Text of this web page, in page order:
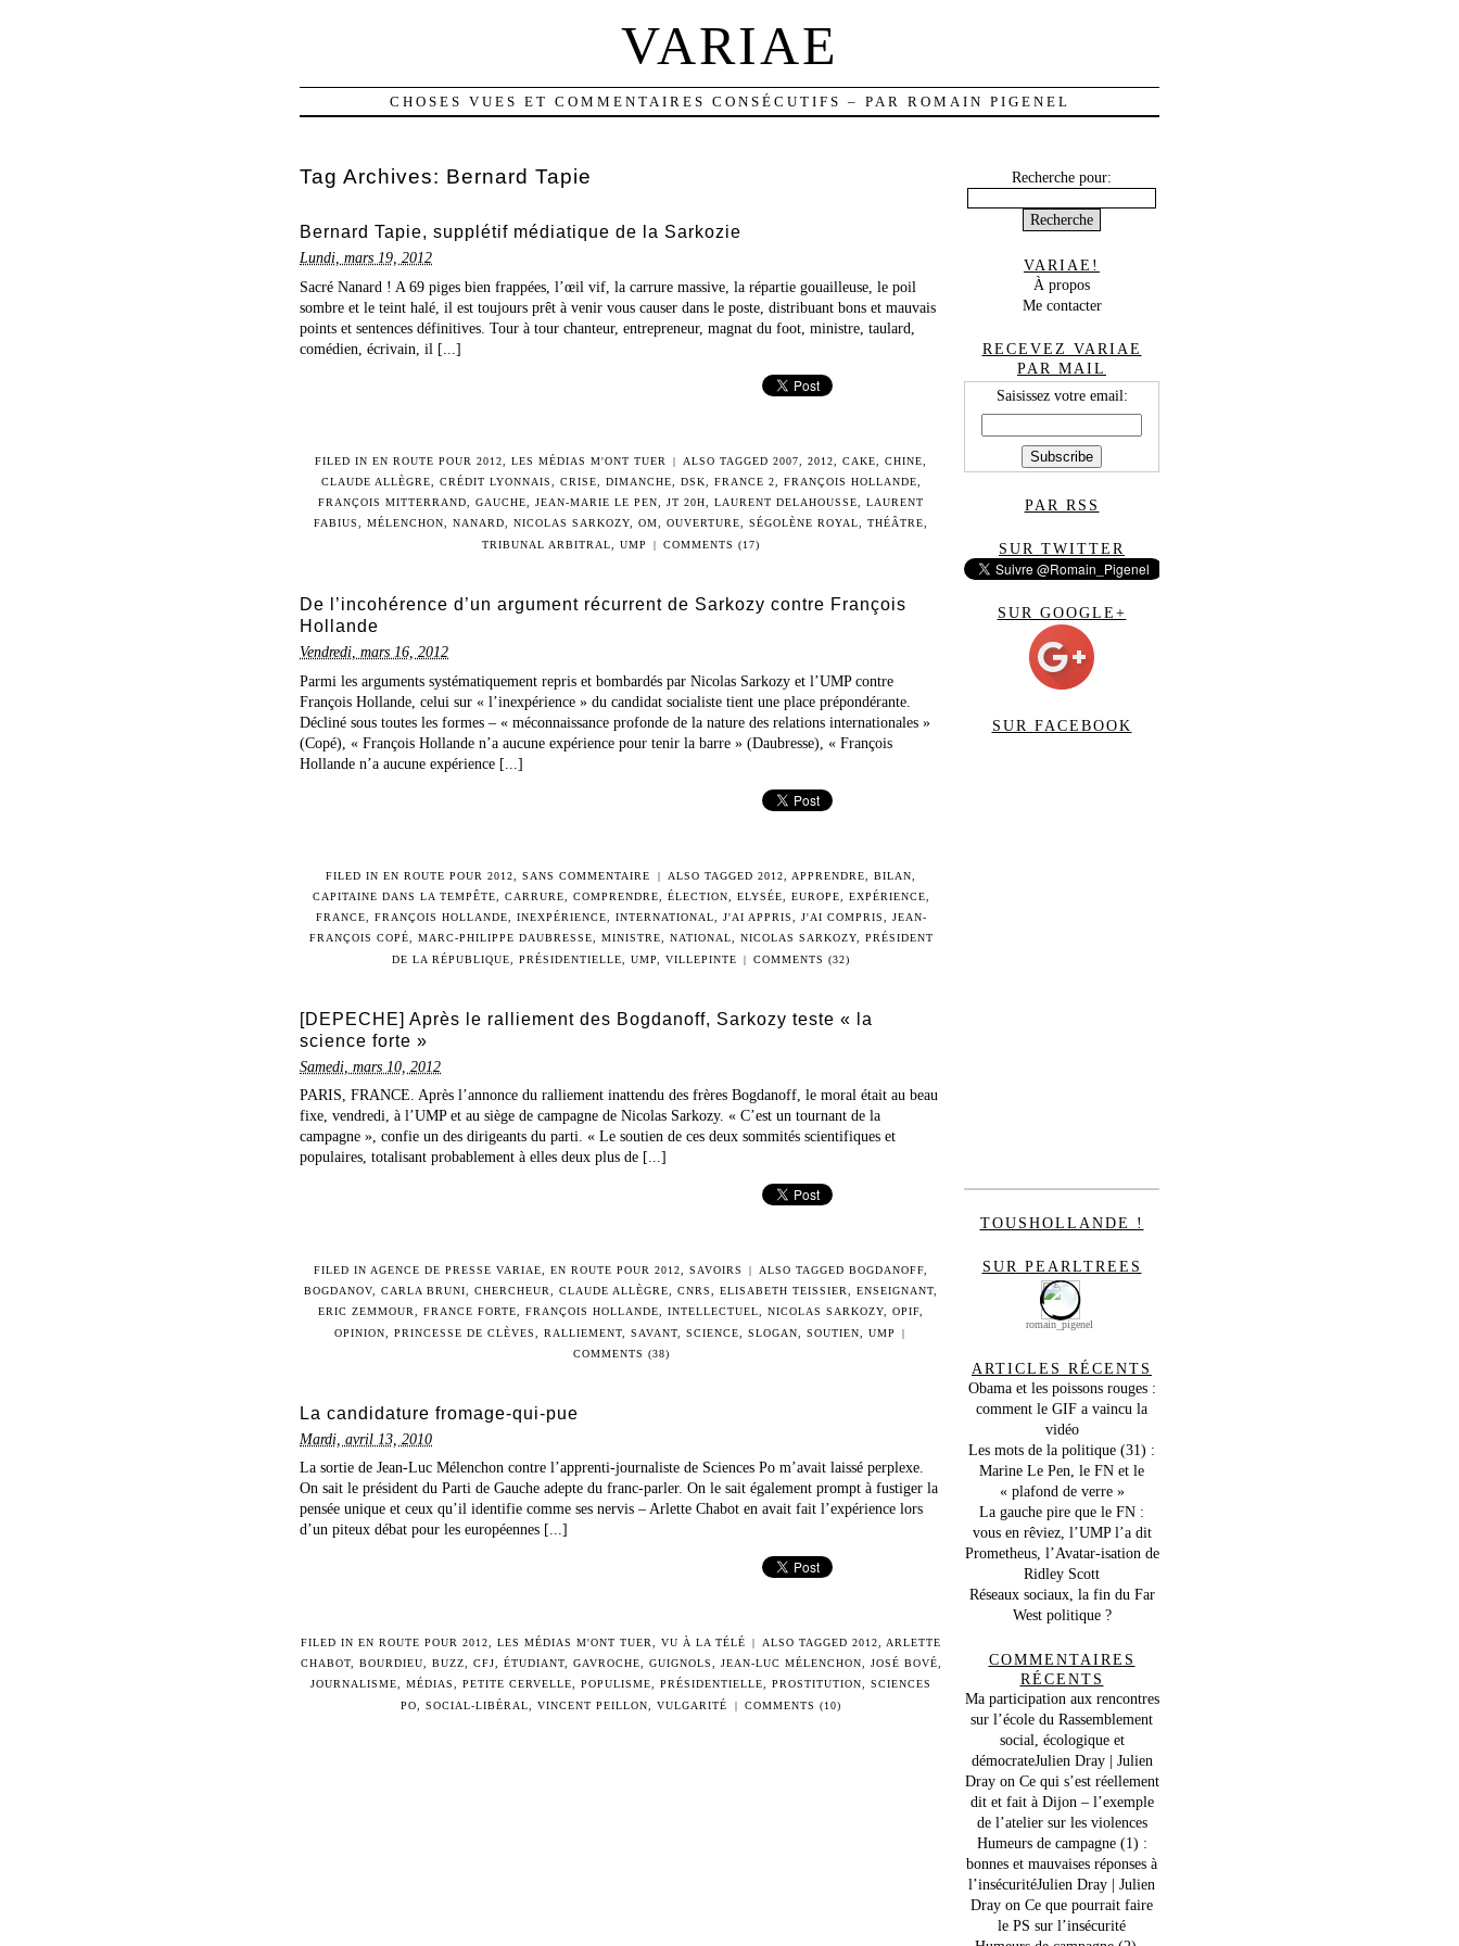
VARIAE
CHOSES VUES ET COMMENTAIRES CONSÉCUTIFS – PAR ROMAIN PIGENEL
Tag Archives: Bernard Tapie
Bernard Tapie, supplétif médiatique de la Sarkozie
Lundi, mars 19, 2012
Sacré Nanard ! A 69 piges bien frappées, l’œil vif, la carrure massive, la répartie gouailleuse, le poil
sombre et le teint halé, il est toujours prêt à venir vous causer dans le poste, distribuant bons et mauvais
points et sentences définitives. Tour à tour chanteur, entrepreneur, magnat du foot, ministre, taulard,
comédien, écrivain, il [...]
FILED IN EN ROUTE POUR 2012 LES MÉDIAS M'ONT TUER | ALSO TAGGED2007 ,2012 ,CAKE ,CHINE
CLAUDE ALLÈGRE
CRÉDIT LYONNAIS CRISE DIMANCHE DSK FRANCE 2 FRANÇOIS HOLLANDE
FRANÇOIS MITTERRAND
GAUCHE JEAN-MARIE LE PEN JT 20H LAURENT DELAHOUSSE
LAURENT
FABIUS
MÉLENCHON NANARD NICOLAS SARKOZY OM OUVERTURE SÉGOLÈNE ROYAL THÉÂTRE
TRIBUNAL ARBITRAL
UMP | COMMENTS (17)
De l’incohérence d’un argument récurrent de Sarkozy contre François
Hollande
Vendredi, mars 16, 2012
Parmi les arguments systématiquement repris et bombardés par Nicolas Sarkozy et l’UMP contre
François Hollande, celui sur « l’inexpérience » du candidat socialiste tient une place prépondérante.
Décliné sous toutes les formes – « méconnaissance profonde de la nature des relations internationales »
(Copé), « François Hollande n’a aucune expérience pour tenir la barre » (Daubresse), « François
Hollande n’a aucune expérience [...]
FILED INEN ROUTE POUR 2012 ,SANS COMMENTAIRE | ALSO TAGGED 2012 APPRENDRE BILAN
CAPITAINE DANS LA TEMPÊTE
CARRURE COMPRENDRE ÉLECTION ELYSÉE EUROPE EXPÉRIENCE
FRANCE
FRANÇOIS HOLLANDE INEXPÉRIENCE INTERNATIONAL J'AI APPRIS J'AI COMPRIS
JEAN-
FRANÇOIS COPÉ
MARC-PHILIPPE DAUBRESSE MINISTRE NATIONAL NICOLAS SARKOZY, PRÉSIDENT
DE LA RÉPUBLIQUE
PRÉSIDENTIELLE UMP VILLEPINTE | COMMENTS (32)
[DEPECHE] Après le ralliement des Bogdanoff, Sarkozy teste « la
science forte »
Samedi, mars 10, 2012
PARIS, FRANCE. Après l’annonce du ralliement inattendu des frères Bogdanoff, le moral était au beau
fixe, vendredi, à l’UMP et au siège de campagne de Nicolas Sarkozy. « C’est un tournant de la
campagne », confie un des dirigeants du parti. « Le soutien de ces deux sommités scientifiques et
populaires, totalisant probablement à elles deux plus de [...]
FILED IN AGENCE DE PRESSE VARIAE EN ROUTE POUR 2012 SAVOIRS | ALSO TAGGEDBOGDANOFF
BOGDANOV
CARLA BRUNI CHERCHEUR CLAUDE ALLÈGRE CNRS ELISABETH TEISSIER ENSEIGNANT
ERIC ZEMMOUR
FRANCE FORTE FRANÇOIS HOLLANDE INTELLECTUEL NICOLAS SARKOZY OPIF
OPINION
PRINCESSE DE CLÈVES RALLIEMENT, SAVANT, SCIENCE SLOGAN SOUTIEN UMP
|
COMMENTS (38)
La candidature fromage-qui-pue
Mardi, avril 13, 2010
La sortie de Jean-Luc Mélenchon contre l’apprenti-journaliste de Sciences Po m’avait laissé perplexe.
On sait le président du Parti de Gauche adepte du franc-parler. On le sait également prompt à fustiger la
pensée unique et ceux qu’il identifie comme ses nervis – Arlette Chabot en avait fait l’expérience lors
d’un piteux débat pour les européennes [...]
FILED IN EN ROUTE POUR 2012 LES MÉDIAS M'ONT TUER VU À LA TÉLÉ | ALSO TAGGED2012
ARLETTE
CHABOT, BOURDIEU BUZZ CFJ ÉTUDIANT, GAVROCHE GUIGNOLS JEAN-LUC MÉLENCHON JOSÉ BOVÉ
JOURNALISME
MÉDIAS PETITE CERVELLE POPULISME PRÉSIDENTIELLE PROSTITUTION
SCIENCES
PO
,SOCIAL-LIBÉRAL ,VINCENT PEILLON ,VULGARITÉ | COMMENTS (10)
Recherche pour:
VARIAE!
À propos
Me contacter
RECEVEZ VARIAE
PAR MAIL
Saisissez votre email:
PAR RSS
SUR TWITTER
SUR GOOGLE+
SUR FACEBOOK
TOUSHOLLANDE !
SUR PEARLTREES
romain_pigenel
ARTICLES RÉCENTS
Obama et les poissons rouges :
comment le GIF a vaincu la
vidéo
Les mots de la politique (31) :
Marine Le Pen, le FN et le
« plafond de verre »
La gauche pire que le FN :
vous en rêviez, l’UMP l’a dit
Prometheus, l’Avatar-isation de
Ridley Scott
Réseaux sociaux, la fin du Far
West politique ?
COMMENTAIRES
RÉCENTS
Ma participation aux rencontres
sur l’école du Rassemblement
social, écologique et
démocrateJulien Dray | Julien
Drayon Ce qui s’est réellement
dit et fait à Dijon – l’exemple
de l’atelier sur les violences
Humeurs de campagne (1) :
bonnes et mauvaises réponses à
l’insécuritéJulien Dray | Julien
Dray on Ce que pourrait faire
le PS sur l’insécurité